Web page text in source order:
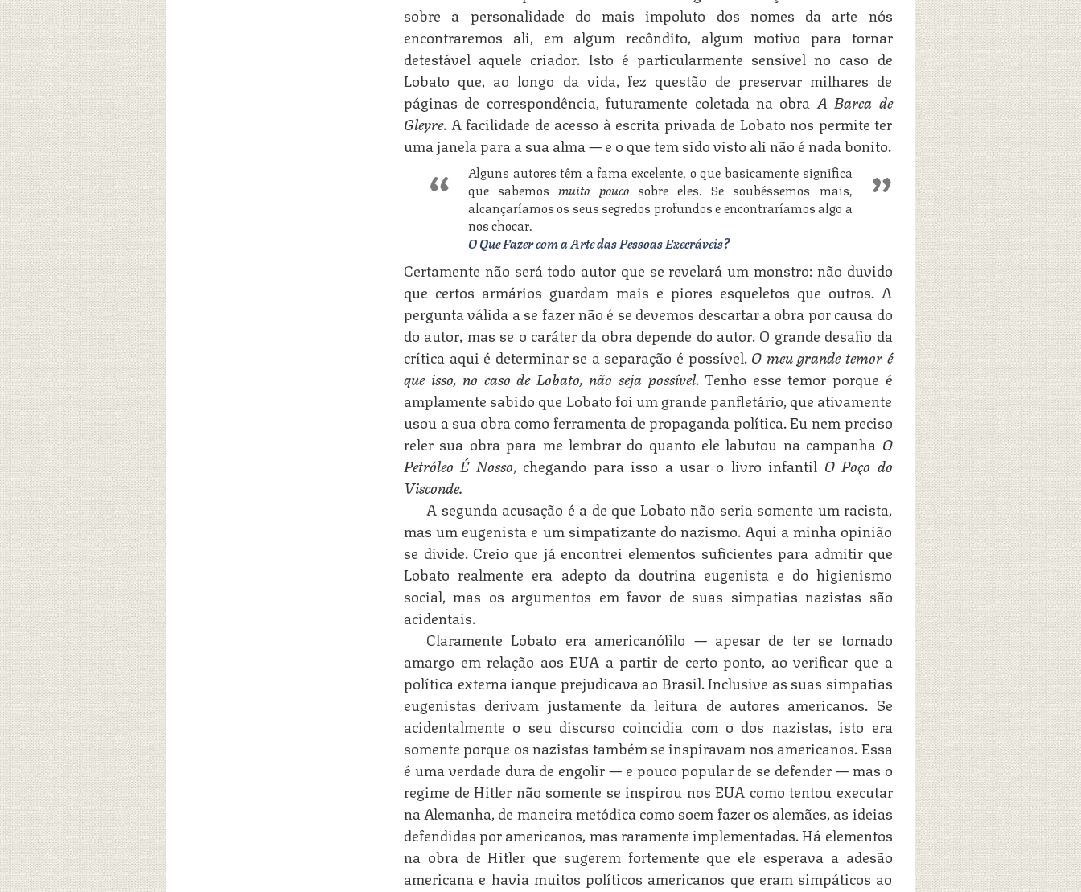
sobre a personalidade do mais impoluto dos nomes da arte nós
encontraremos ali, em algum recôndito, algum motivo para tornar
detestável aquele criador. Isto é particularmente sensível no caso de
Lobato que, ao longo da vida, fez questão de preservar milhares de
páginas de correspondência, futuramente coletada na obraA Barca de
Gleyre. A facilidade de acesso à escrita privada de Lobato nos permite ter
uma janela para a sua alma — e o que tem sido visto ali não é nada bonito.
Alguns autores têm a fama excelente, o que basicamente significa
que sabemosmuito poucosobre eles. Se soubéssemos mais,
alcançaríamos os seus segredos profundos e encontraríamos algo a
nos chocar.
O Que Fazer com a Arte das Pessoas Execráveis?
Certamente não será todo autor que se revelará um monstro: não duvido
que certos armários guardam mais e piores esqueletos que outros. A
pergunta válida a se fazer não é se devemos descartar a obra por causa do
do autor, mas se o caráter da obra depende do autor. O grande desafio da
crítica aqui é determinar se a separação é possível. O meu grande temor é
que isso, no caso de Lobato, não seja possível. Tenho esse temor porque é
amplamente sabido que Lobato foi um grande panfletário, que ativamente
usou a sua obra como ferramenta de propaganda política. Eu nem preciso
reler sua obra para me lembrar do quanto ele labutou na campanha O
Petróleo É Nosso, chegando para isso a usar o livro infantil O Poço do
Visconde.
A segunda acusação é a de que Lobato não seria somente um racista,
mas um eugenista e um simpatizante do nazismo. Aqui a minha opinião
se divide. Creio que já encontrei elementos suficientes para admitir que
Lobato realmente era adepto da doutrina eugenista e do higienismo
social, mas os argumentos em favor de suas simpatias nazistas são
acidentais.
Claramente Lobato era americanófilo — apesar de ter se tornado
amargo em relação aos EUA a partir de certo ponto, ao verificar que a
política externa ianque prejudicava ao Brasil. Inclusive as suas simpatias
eugenistas derivam justamente da leitura de autores americanos. Se
acidentalmente o seu discurso coincidia com o dos nazistas, isto era
somente porque os nazistas também se inspiravam nos americanos. Essa
é uma verdade dura de engolir — e pouco popular de se defender — mas o
regime de Hitler não somente se inspirou nos EUA como tentou executar
na Alemanha, de maneira metódica como soem fazer os alemães, as ideias
defendidas por americanos, mas raramente implementadas. Há elementos
na obra de Hitler que sugerem fortemente que ele esperava a adesão
americana e havia muitos políticos americanos que eram simpáticos ao